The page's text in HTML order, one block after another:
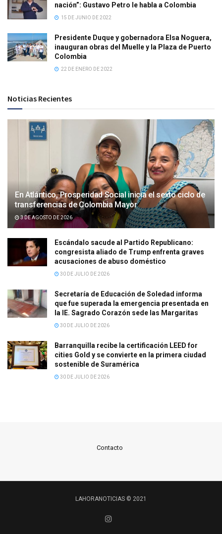
nación”: Gustavo Petro le habla a Colombia
15 DE JUNIO DE 2022
Presidente Duque y gobernadora Elsa Noguera,
inauguran obras del Muelle y la Plaza de Puerto
Colombia
22 DE ENERO DE 2022
Noticias Recientes
En Atlántico, Prosperidad Social inicia el sexto ciclo de
transferencias de Colombia Mayor
3 DE AGOSTO DE 2026
Escándalo sacude al Partido Republicano:
congresista aliado de Trump enfrenta graves
acusaciones de abuso doméstico
30 DE JULIO DE 2026
Secretaría de Educación de Soledad informa
que fue superada la emergencia presentada en
la IE. Sagrado Corazón sede las Margaritas
30 DE JULIO DE 2026
Barranquilla recibe la certificación LEED for
cities Gold y se convierte en la primera ciudad
sostenible de Suramérica
30 DE JULIO DE 2026
Contacto
LAHORANOTICIAS © 2021